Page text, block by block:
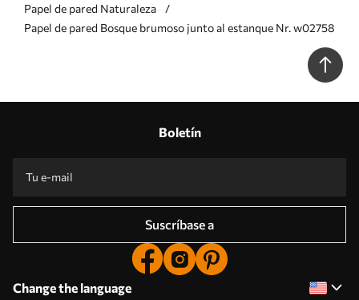
Papel de pared Naturaleza
Papel de pared Bosque brumoso junto al estanque Nr. w02758
Boletín
Suscríbase a
Change the language